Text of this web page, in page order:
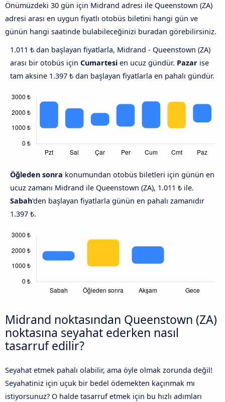
Önümüzdeki 30 gün için Midrand adresi ile Queenstown (ZA)
adresi arası en uygun fiyatlı otobüs biletini hangi gün ve
günün hangi saatinde bulabileceğinizi buradan görebilirsiniz.
1.011 ₺ dan başlayan fiyatlarla, Midrand - Queenstown (ZA)
arası bir otobüs için Cumartesi en ucuz gündür. Pazar ise
tam aksine 1.397 ₺ dan başlayan fiyatlarla en pahalı gündür.
Öğleden sonra konumundan otobüs biletleri için günün en
ucuz zamanı Midrand ile Queenstown (ZA), 1.011 ₺ ile.
Sabah'den başlayan fiyatlarla günün en pahalı zamanıdır
1.397 ₺.
Midrand noktasından Queenstown (ZA)
noktasına seyahat ederken nasıl
tasarruf edilir?
Seyahat etmek pahalı olabilir, ama öyle olmak zorunda değil!
Seyahatiniz için uçuk bir bedel ödemekten kaçınmak mı
istiyorsunuz? O halde tasarruf etmek için bu hızlı adımları